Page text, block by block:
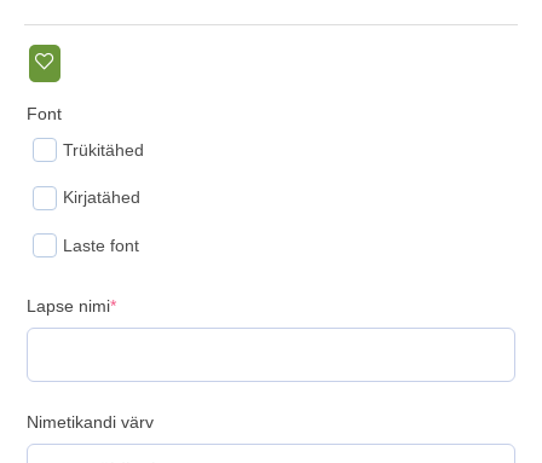
Font
Trükitähed
Kirjatähed
Laste font
Lapse nimi*(required)
Nimetikandi värv